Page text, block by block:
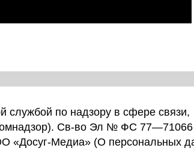
службой по надзору в сфере связи,
Св-во Эл № ФС 77—71066
«Досуг-Медиа» (О персональных